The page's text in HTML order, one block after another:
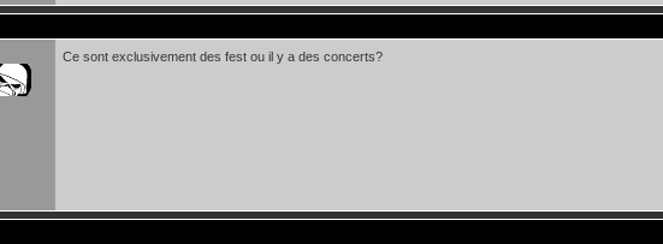
Ce sont exclusivement des fest ou il y a des concerts?